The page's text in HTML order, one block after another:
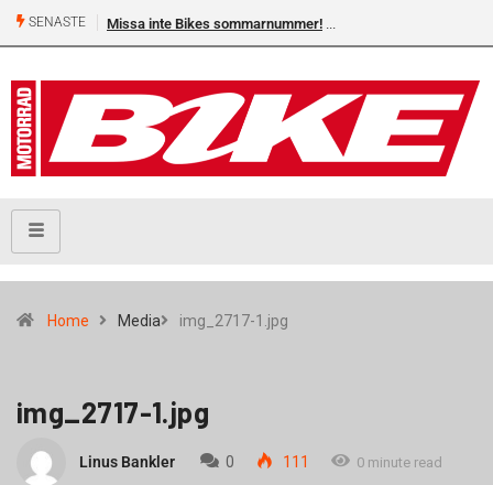
SENASTE Missa inte Bikes sommarnummer!
Home Media img_2717-1.jpg
img_2717-1.jpg
Linus Bankler 0 111 0 minute read